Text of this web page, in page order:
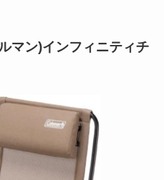
ン)インフィニティチ